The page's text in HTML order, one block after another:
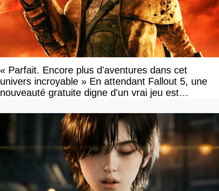
« Parfait. Encore plus d'aventures dans cet
univers incroyable » En attendant Fallout 5, une
nouveauté gratuite digne d'un vrai jeu est